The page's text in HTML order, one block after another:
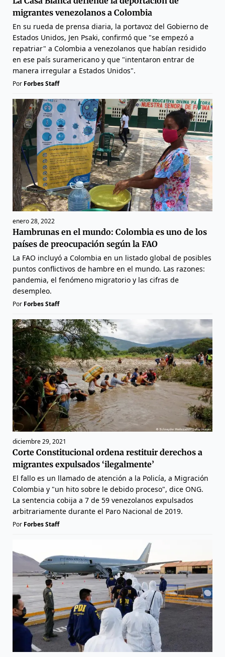
migrantes venezolanos a Colombia
En su rueda de prensa diaria, la portavoz del Gobierno de
Estados Unidos, Jen Psaki, confirmó que "se empezó a
repatriar" a Colombia a venezolanos que habían residido
en ese país suramericano y que "intentaron entrar de
manera irregular a Estados Unidos".
Por Forbes Staff
enero 28, 2022
Hambrunas en el mundo: Colombia es uno de los
países de preocupación según la FAO
La FAO incluyó a Colombia en un listado global de posibles
puntos conflictivos de hambre en el mundo. Las razones:
pandemia, el fenómeno migratorio y las cifras de
desempleo.
Por Forbes Staff
diciembre 29, 2021
Corte Constitucional ordena restituir derechos a
migrantes expulsados ‘ilegalmente’
El fallo es un llamado de atención a la Policía, a Migración
Colombia y "un hito sobre le debido proceso", dice ONG.
La sentencia cobija a 7 de 59 venezolanos expulsados
arbitrariamente durante el Paro Nacional de 2019.
Por Forbes Staff